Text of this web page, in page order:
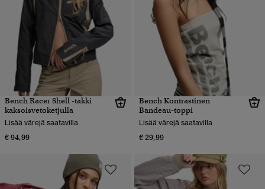
Bench Racer Shell -takki
kaksoisvetoketjulla
Lisää värejä saatavilla
€ 94,99
Bench Kontrastinen
Bandeau-toppi
Lisää värejä saatavilla
€ 29,99